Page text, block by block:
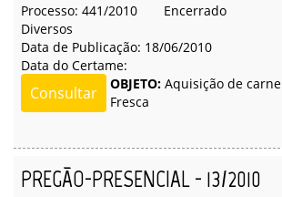
Processo: 441/2010
Encerrado
Diversos
Data de Publicação: 18/06/2010
Data do Certame:
Consultar OBJETO: Aquisição de carne
Fresca
PREGÃO-PRESENCIAL - 13/2010